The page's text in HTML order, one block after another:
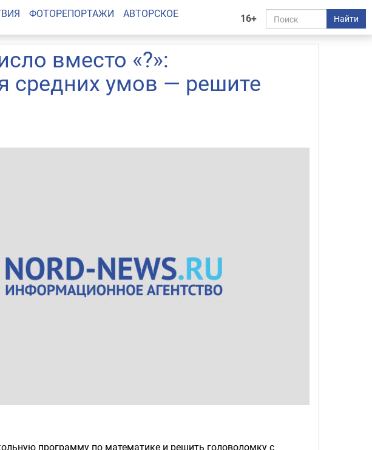
16+ Найти
ФОТОРЕПОРТАЖИ АВТОРСКОЕ
вместо «?»:
средних умов — решите
программу по математике и решить головоломку с